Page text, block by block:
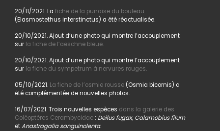
20/11/2021. La fiche de la punaise du bouleau
(Elasmostethus interstinctus) a été réactualisée.
20/10/2021. Ajout d’une photo qui montre l’accouplement
sur la fiche de l’aeschne bleue.
20/10/2021. Ajout d’une photo qui montre l’accouplement
sur la fiche du sympetrum à nervures rouges.
05/10/2021. La fiche de l’osmie rousse(Osmia bicornis) a
été complémentée de nouvelles photos.
16/07/2021. Trois nouvelles espèces dans la galerie des
Coléoptères Cerambycidae: Deilus fugax, Calamobius filum
etAnastragalia sanguinolenta.